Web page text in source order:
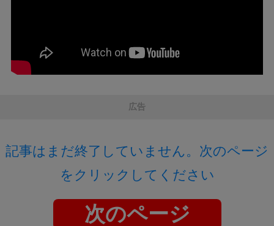
広告
記事はまだ終了していません。次のページ
をクリックしてください
次のページ